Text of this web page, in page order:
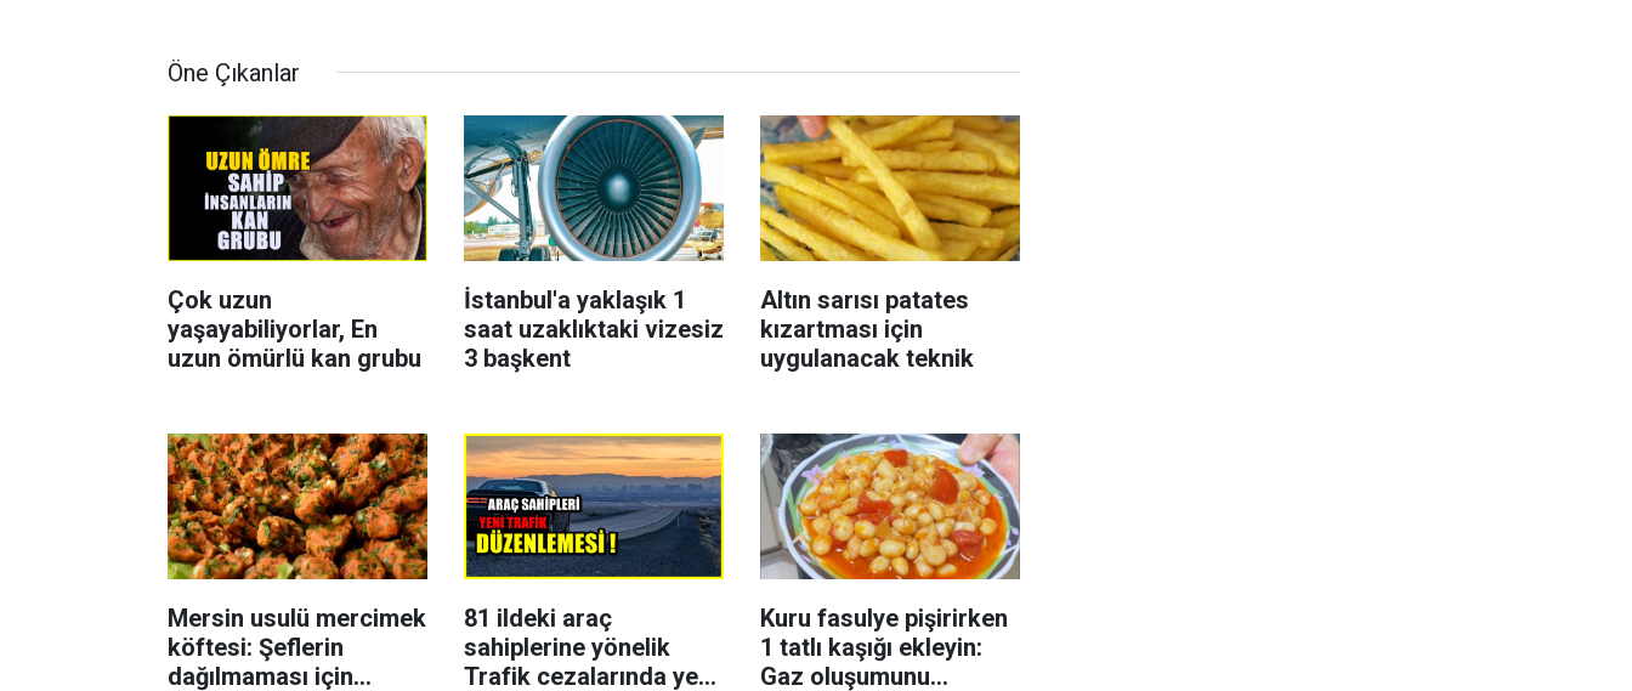
Öne Çıkanlar
Çok uzun
yaşayabiliyorlar, En
uzun ömürlü kan grubu
İstanbul'a yaklaşık 1
saat uzaklıktaki vizesiz
3 başkent
Altın sarısı patates
kızartması için
uygulanacak teknik
Mersin usulü mercimek
köftesi: Şeflerin
dağılmaması için
81 ildeki araç
sahiplerine yönelik
Trafik cezalarında yeni
Kuru fasulye pişirirken
1 tatlı kaşığı ekleyin:
Gaz oluşumunu